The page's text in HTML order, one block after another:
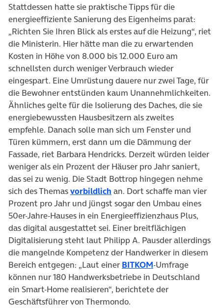
Stattdessen hatte sie praktische Tipps für die
energieeffiziente Sanierung des Eigenheims parat:
„Richten Sie Ihren Blick als erstes auf die Heizung“, riet
die Ministerin. Hier hätte man die zu erwartenden
Kosten in Höhe von 8.000 bis 12.000 Euro am
schnellsten durch weniger Verbrauch wieder
eingespart. Eine Umrüstung dauere nur zwei Tage, für
die Bewohner entstünden kaum Unannehmlichkeiten.
Ähnliches gelte für die Isolierung des Daches, die sie
energiebewussten Hausbesitzern als zweites
empfehle. Danach solle man sich um Fenster und
Türen kümmern, erst dann um die Dämmung der
Fassade, riet Barbara Hendricks. Derzeit würden leider
weniger als ein Prozent der Häuser pro Jahr saniert,
das sei zu wenig. Die Stadt Bottrop hingegen nehme
sich des Themasvorbildlich (öffnet in neuem Tab)
an. Dort schaffe man vier
Prozent pro Jahr und jüngst sogar den Umbau eines
50er-Jahre-Hauses in ein Energieeffizienzhaus Plus,
das digital ausgestattet sei. Einer breitflächigen
Digitalisierung steht laut Philipp A. Pausder allerdings
die mangelnde Kompetenz der Handwerker in diesem
Bereich entgegen: „Laut einer BITKOM(öffnet in neuem
-Umfrage
können nur 180 Handwerksbetriebe in Deutschland
ein Smart-Home realisieren“, berichtete der
Geschäftsführer von Thermondo.